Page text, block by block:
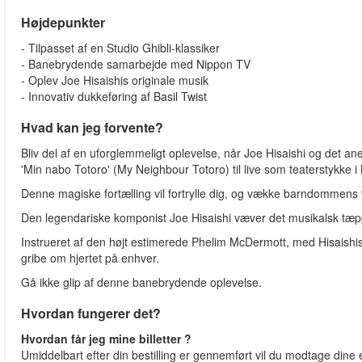
Højdepunkter
- Tilpasset af en Studio Ghibli-klassiker
- Banebrydende samarbejde med Nippon TV
- Oplev Joe Hisaishis originale musik
- Innovativ dukkeføring af Basil Twist
Hvad kan jeg forvente?
Bliv del af en uforglemmeligt oplevelse, når Joe Hisaishi og det
'Min nabo Totoro' (My Neighbour Totoro) til live som teaterstykke i
Denne magiske fortælling vil fortrylle dig, og vække
Den legendariske komponist Joe Hisaishi væver det musikalsk
Instrueret af den højt estimerede Phelim McDermott, med
gribe om hjertet på enhver.
Gå ikke glip af denne banebrydende oplevelse.
Hvordan fungerer det?
Hvordan får jeg mine billetter ?
Umiddelbart efter din bestilling er gennemført vil du modtage dine